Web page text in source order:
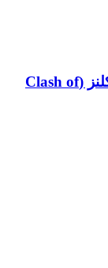
آفر Dragon Palace Scenery کلش اف کلنز (Clash of